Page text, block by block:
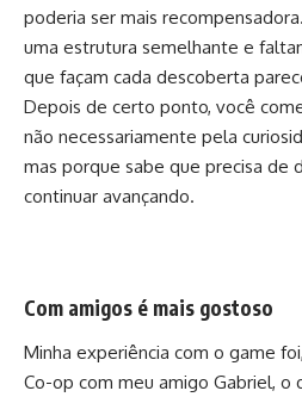
poderia ser mais
uma estrutura semelhante e
que façam cada descoberta
Depois de certo ponto, você
não necessariamente pela
mas porque sabe que precisa de
continuar avançando.
Com amigos é mais gostoso
Minha experiência com o game
Co-op com meu amigo Gabriel, o